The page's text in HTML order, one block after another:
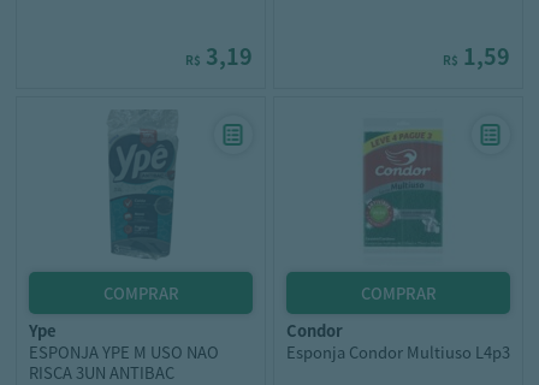
R$ 3,19 R$ 1,59
ype
ESPONJA YPE M USO NAO
RISCA 3UN ANTIBAC
condor
Esponja Condor Multiuso L4p3